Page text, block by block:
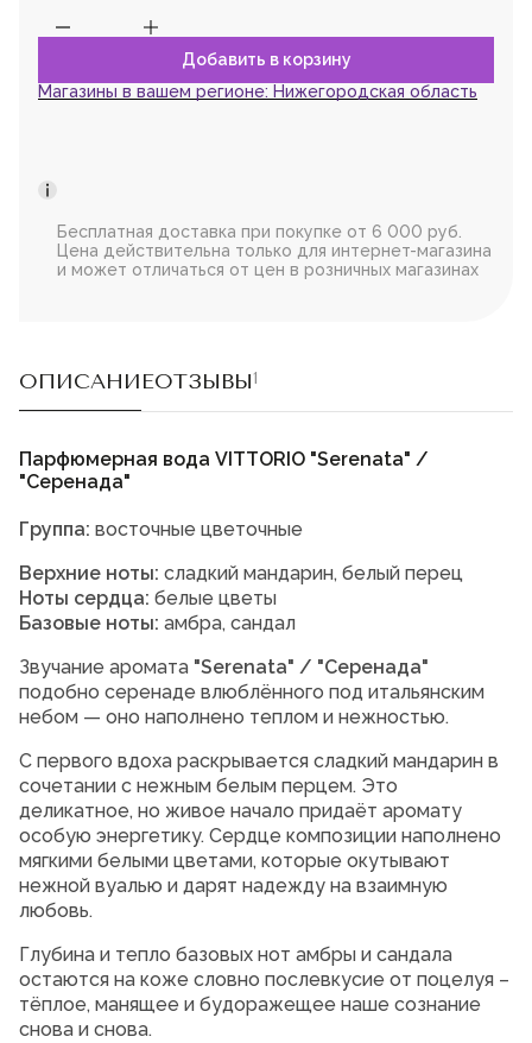
Магазины в вашем регионе: Нижегородская область
Бесплатная доставка при покупке от 6 000 руб.
Цена действительна только для интернет-магазина
и может отличаться от цен в розничных магазинах
ОПИСАНИЕОТЗЫВЫ1
Парфюмерная вода VITTORIO "Serenata" /
"Серенада"
Группа: восточные цветочные
Верхние ноты: сладкий мандарин, белый перец
Ноты сердца: белые цветы
Базовые ноты: амбра, cандал
Звучание аромата "Serenata" / "Серенада"
подобно серенаде влюблённого под итальянским
небом — оно наполнено теплом и нежностью.
С первого вдоха раскрывается сладкий мандарин в
сочетании с нежным белым перцем. Это
деликатное, но живое начало придаёт аромату
особую энергетику. Сердце композиции наполнено
мягкими белыми цветами, которые окутывают
нежной вуалью и дарят надежду на взаимную
любовь.
Глубина и тепло базовых нот амбры и сандала
остаются на коже словно послевкусие от поцелуя –
тёплое, манящее и будоражещее наше сознание
снова и снова.